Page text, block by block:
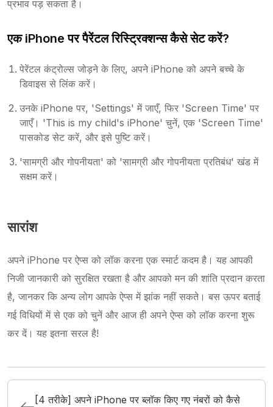
प्रभाव पड़ सकता है।
एक iPhone पर पैरेंटल रिस्ट्रिक्शन्स कैसे सेट करें?
पेरेंटल कंट्रोल्स जोड़ने के लिए, अपने iPhone को अपने बच्चे के
डिवाइस से लिंक करें।
उनके iPhone पर, 'Settings' में जाएँ, फिर 'Screen Time' पर
जाएँ। 'This is my child's iPhone' चुनें, एक 'Screen Time'
पासकोड सेट करें, और इसे पुष्टि करें।
'सामग्री और गोपनीयता' को 'सामग्री और गोपनीयता प्रतिबंध' खंड में
सक्षम करें।
सारांश
अपने iPhone पर ऐप्स को लॉक करना एक स्मार्ट कदम है। यह आपकी
निजी जानकारी को सुरक्षित रखता है और आपको मन की शांति प्रदान करता
है, जानकर कि अन्य लोग आपके ऐप्स में झांक नहीं सकते। बस ऊपर बताई
गई विधियों में से एक को चुनें और आज ही अपने ऐप्स को लॉक करना शुरू
कर दें। यह इतना सरल है!
[4 तरीके] अपने iPhone पर ब्लॉक किए गए नंबरों को कैसे